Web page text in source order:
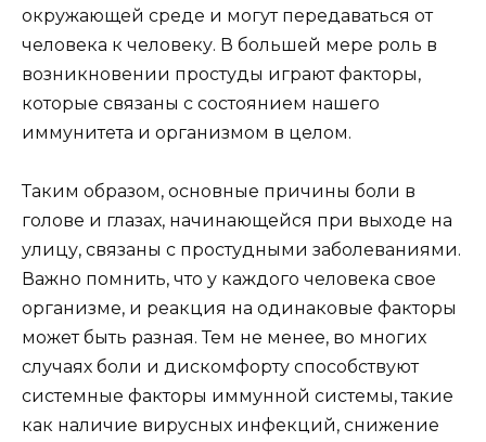
окружающей среде и могут передаваться от
человека к человеку. В большей мере роль в
возникновении простуды играют факторы,
которые связаны с состоянием нашего
иммунитета и организмом в целом.
Таким образом, основные причины боли в
голове и глазах, начинающейся при выходе на
улицу, связаны с простудными заболеваниями.
Важно помнить, что у каждого человека свое
организме, и реакция на одинаковые факторы
может быть разная. Тем не менее, во многих
случаях боли и дискомфорту способствуют
системные факторы иммунной системы, такие
как наличие вирусных инфекций, снижение